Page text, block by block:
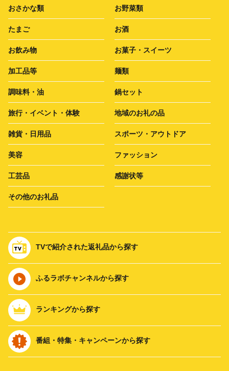
おさかな類 お野菜類
たまご お酒
お飲み物 お菓子・スイーツ
加工品等 麺類
調味料・油 鍋セット
旅行・イベント・体験 地域のお礼の品
雑貨・日用品 スポーツ・アウトドア
美容 ファッション
工芸品 感謝状等
その他のお礼品
TVで紹介された返礼品から探す
ふるラボチャンネルから探す
ランキングから探す
番組・特集・キャンペーンから探す